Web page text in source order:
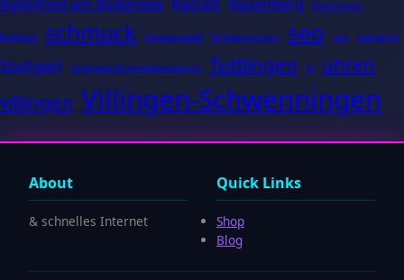
Riedlingen
Rottweil schmuck Schwarzwald Schwenningen seo sex standuhr
Stuttgart Suchmaschinenoptimierung Tuttlingen tv
uhren
villingen Villingen-Schwenningen
About
& schnelles Internet
Quick Links
Shop
Blog